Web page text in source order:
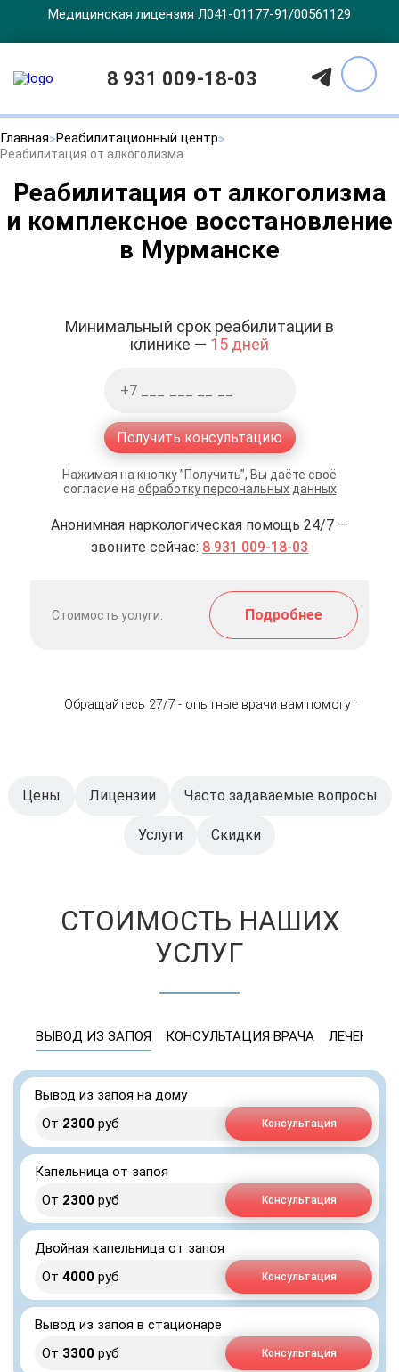
Медицинская лицензия Л041-01177-91/00561129
8 931 009-18-03
Главная Реабилитационный центр
Реабилитация от алкоголизма
Реабилитация от алкоголизма
и комплексное восстановление
в Мурманске
Минимальный срок реабилитации в
клинике — 15 дней
Получить консультацию
Нажимая на кнопку ”Получить”, Вы даёте своё
согласие на обработку персональных данных
Анонимная наркологическая помощь 24/7 —
звоните сейчас: 8 931 009-18-03
Стоимость услуги: Подробнее
Обращайтесь 27/7 - опытные врачи вам помогут
Цены Лицензии Часто задаваемые вопросы
Услуги Скидки
СТОИМОСТЬ НАШИХ
УСЛУГ
ВЫВОД ИЗ ЗАПОЯ КОНСУЛЬТАЦИЯ ВРАЧА ЛЕЧЕНИЕ
Вывод из запоя на дому
От 2300 руб Консультация
Капельница от запоя
От 2300 руб Консультация
Двойная капельница от запоя
От 4000 руб Консультация
Вывод из запоя в стационаре
От 3300 руб Консультация